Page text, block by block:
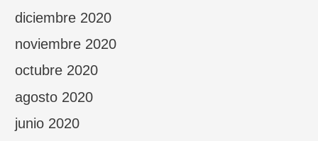
diciembre 2020
noviembre 2020
octubre 2020
agosto 2020
junio 2020